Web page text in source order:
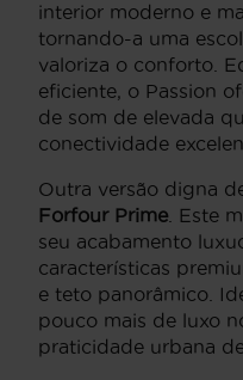
interior moderno e
tornando-a uma
valoriza o conforto.
eficiente, o Passion
de som de elevada
conectividade
Outra versão digna
Forfour Prime . Este
seu acabamento
características
e teto panorâmico.
pouco mais de luxo
praticidade urbana